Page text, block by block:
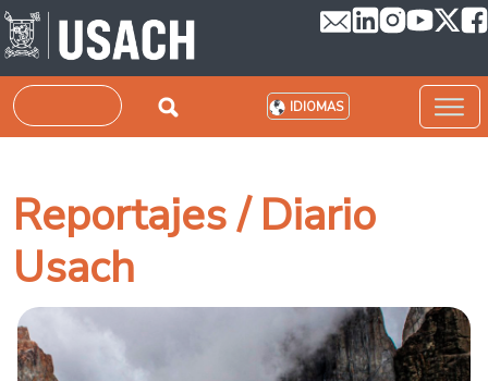
Pasar al contenido principal
Buscar IDIOMAS
Reportajes / Diario
Usach